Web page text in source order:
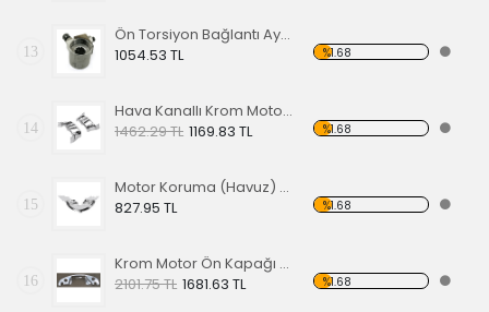
13
Ön Torsiyon Bağlantı Ayarlayıcı (ADJUSTER ) 66 Ve Üstü Modeller İçin
1054.53 TL
%1.68
14
Hava Kanallı Krom Motor Arka Kapağı
1462.29 TL 1169.83 TL %1.68
15
Motor Koruma (Havuz) Sacı Alt Krom
827.95 TL
%1.68
16
Krom Motor Ön Kapağı (Havuz) Nikelajlı
2101.75 TL 1681.63 TL %1.68